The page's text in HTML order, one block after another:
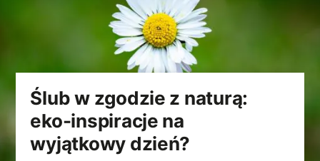
Ślub w zgodzie z naturą:
eko-inspiracje na
wyjątkowy dzień?